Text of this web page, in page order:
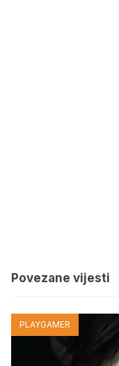
Povezane vijesti
PLAYGAMER